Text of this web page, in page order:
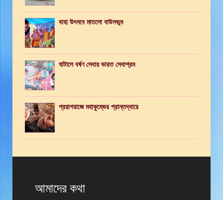
বাহা উৎসবে মাতলো বাউলভূম
ঘাটালে বর্ষণ সেবায় ভারত সেবাশ্রম
প্রয়াগরাজে মহাকুম্ভের প্রান্তদ্বারে
আমাদের কথা